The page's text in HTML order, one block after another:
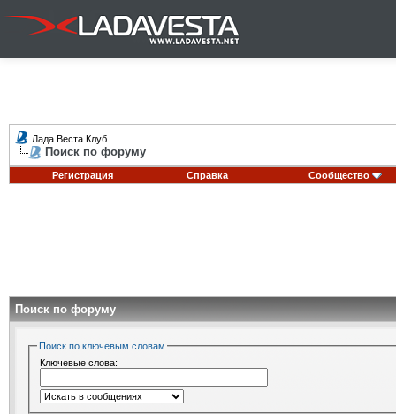
Лада Веста Клуб
Поиск по форуму
Регистрация Справка Сообщество
Поиск по форуму
Поиск по ключевым словам
Ключевые слова: